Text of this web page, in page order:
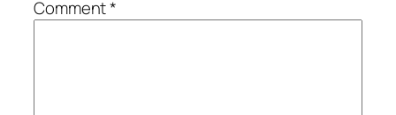
Comment*